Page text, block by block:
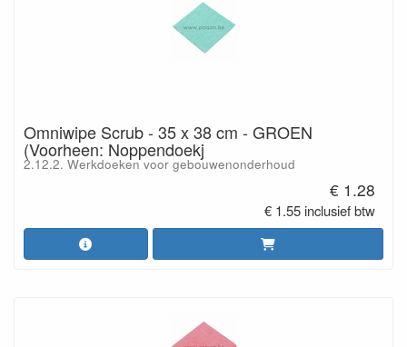
Omniwipe Scrub - 35 x 38 cm - GROEN
(Voorheen: Noppendoekj
2.12.2. Werkdoeken voor gebouwenonderhoud
€ 1.28
€ 1.55 inclusief btw